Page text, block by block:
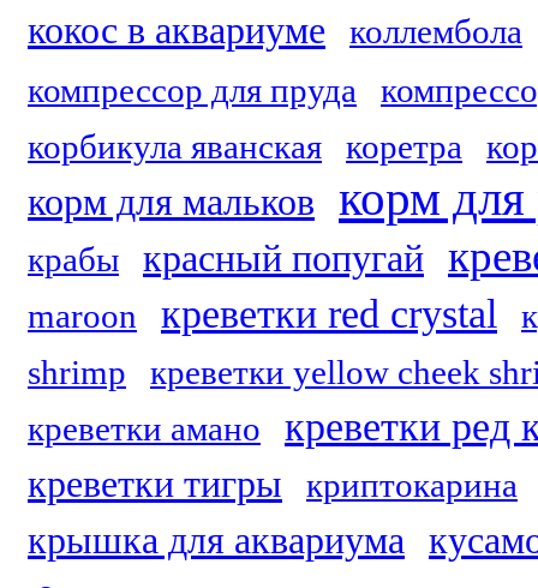
кокос в аквариуме
коллембола
компрессор для пруда
корбикула яванская
коретра
корм для мальков корм
крабы красный попугай
maroon креветки red crystal
shrimp
креветки yellow cheek
креветки амано
креветки ред
креветки тигры криптокарина
крышка для аквариума